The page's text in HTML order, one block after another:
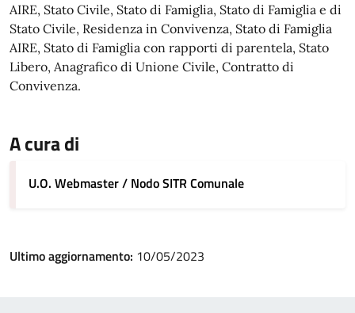
AIRE, Stato Civile, Stato di Famiglia, Stato di Famiglia e di
Stato Civile, Residenza in Convivenza, Stato di Famiglia
AIRE, Stato di Famiglia con rapporti di parentela, Stato
Libero, Anagrafico di Unione Civile, Contratto di
Convivenza.
A cura di
U.O. Webmaster / Nodo SITR Comunale
Ultimo aggiornamento: 10/05/2023